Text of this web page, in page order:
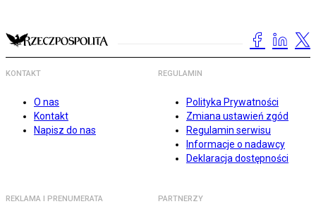
KONTAKT
O nas
Kontakt
Napisz do nas
REGULAMIN
Polityka Prywatności
Zmiana ustawień zgód
Regulamin serwisu
Informacje o nadawcy
Deklaracja dostępności
REKLAMA I PRENUMERATA PARTNERZY